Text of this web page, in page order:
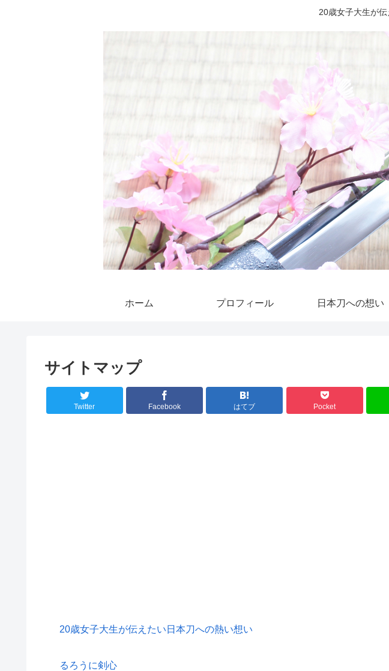
20歳女子大生が
ホーム プロフィール 日本刀への想い
サイトマップ
Twitter Facebook はてブ Pocket
20歳女子大生が伝えたい日本刀への熱い想い
るろうに剣心